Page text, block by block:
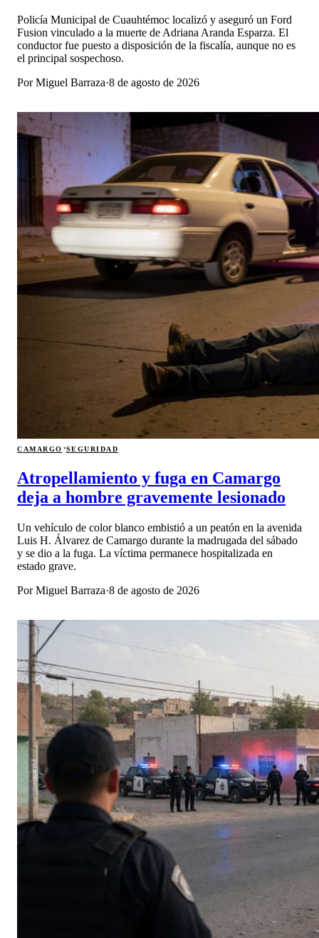
Policía Municipal de Cuauhtémoc localizó y aseguró un Ford
Fusion vinculado a la muerte de Adriana Aranda Esparza. El
conductor fue puesto a disposición de la fiscalía, aunque no es
el principal sospechoso.
PorMiguel Barraza·8 de agosto de 2026
CAMARGO ·SEGURIDAD
Atropellamiento y fuga en Camargo
deja a hombre gravemente lesionado
Un vehículo de color blanco embistió a un peatón en la avenida
Luis H. Álvarez de Camargo durante la madrugada del sábado
y se dio a la fuga. La víctima permanece hospitalizada en
estado grave.
PorMiguel Barraza·8 de agosto de 2026